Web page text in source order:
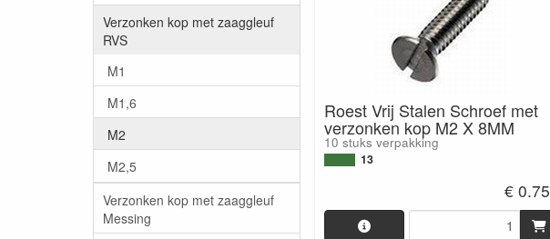
Verzonken kop met zaaggleuf
RVS
M1
M1,6
M2
M2,5
Verzonken kop met zaaggleuf
Messing
Roest Vrij Stalen Schroef met
verzonken kop M2 X 8MM
10 stuks verpakking
13
€ 0.75